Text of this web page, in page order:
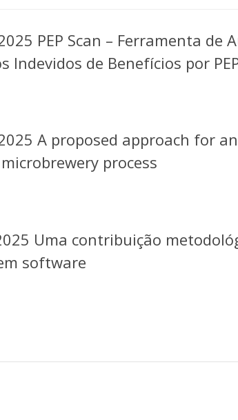
PEP Scan – Ferramenta de
Indevidos de Benefícios por
A proposed approach for
process
Uma contribuição
software